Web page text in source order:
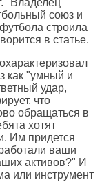
"Владелец
союз и
строила
в статье.
как "умный и
удар,
что
обращаться в
хотят
Им придется
ваши
активов?" И
или инструмент